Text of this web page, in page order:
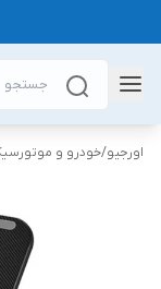
اورجیو/خودرو و